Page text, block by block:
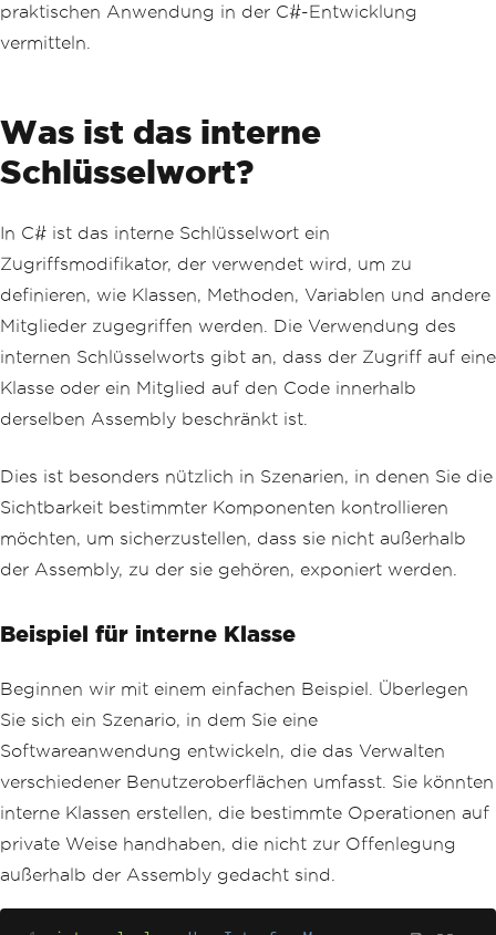
praktischen Anwendung in der C#-Entwicklung
vermitteln.
Was ist das interne
Schlüsselwort?
In C# ist das interne Schlüsselwort ein
Zugriffsmodifikator, der verwendet wird, um zu
definieren, wie Klassen, Methoden, Variablen und andere
Mitglieder zugegriffen werden. Die Verwendung des
internen Schlüsselworts gibt an, dass der Zugriff auf eine
Klasse oder ein Mitglied auf den Code innerhalb
derselben Assembly beschränkt ist.
Dies ist besonders nützlich in Szenarien, in denen Sie die
Sichtbarkeit bestimmter Komponenten kontrollieren
möchten, um sicherzustellen, dass sie nicht außerhalb
der Assembly, zu der sie gehören, exponiert werden.
Beispiel für interne Klasse
Beginnen wir mit einem einfachen Beispiel. Überlegen
Sie sich ein Szenario, in dem Sie eine
Softwareanwendung entwickeln, die das Verwalten
verschiedener Benutzeroberflächen umfasst. Sie könnten
interne Klassen erstellen, die bestimmte Operationen auf
private Weise handhaben, die nicht zur Offenlegung
außerhalb der Assembly gedacht sind.